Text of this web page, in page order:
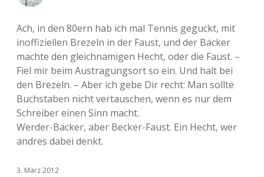
Ach, in den 80ern hab ich mal Tennis geguckt, mit
inoffiziellen Brezeln in der Faust, und der Bäcker
machte den gleichnamigen Hecht, oder die Faust. –
Fiel mir beim Austragungsort so ein. Und halt bei
den Brezeln. – Aber ich gebe Dir recht: Man sollte
Buchstaben nicht vertauschen, wenn es nur dem
Schreiber einen Sinn macht.
Werder-Bäcker, aber Becker-Faust. Ein Hecht, wer
andres dabei denkt.
3. März 2012